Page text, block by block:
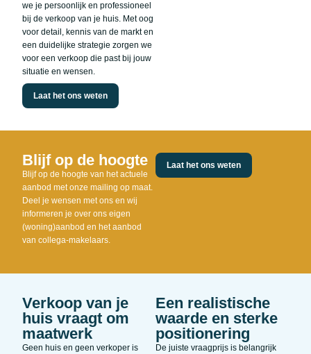
we je persoonlijk en professioneel
bij de verkoop van je huis. Met oog
voor detail, kennis van de markt en
een duidelijke strategie zorgen we
voor een verkoop die past bij jouw
situatie en wensen.
Laat het ons weten
Blijf op de hoogte
Blijf op de hoogte van het actuele
aanbod met onze mailing op maat.
Deel je wensen met ons en wij
informeren je over ons eigen
(woning)aanbod en het aanbod
van collega-makelaars.
Laat het ons weten
Verkoop van je
huis vraagt om
maatwerk
Geen huis en geen verkoper is
Een realistische
waarde en sterke
positionering
De juiste vraagprijs is belangrijk